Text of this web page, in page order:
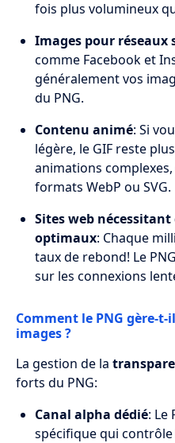
fois plus volumineux
Images pour réseaux
comme Facebook et
généralement vos
du PNG.
Contenu animé: Si
légère, le GIF reste
animations
formats WebP ou SVG.
Sites web nécessitant
optimaux: Chaque
taux de rebond! Le
sur les connexions
Comment le PNG gère-
images ?
La gestion de la
forts du PNG:
Canal alpha dédié: Le
spécifique qui